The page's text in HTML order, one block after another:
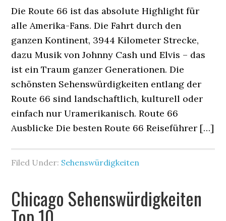
Die Route 66 ist das absolute Highlight für
alle Amerika-Fans. Die Fahrt durch den
ganzen Kontinent, 3944 Kilometer Strecke,
dazu Musik von Johnny Cash und Elvis – das
ist ein Traum ganzer Generationen. Die
schönsten Sehenswürdigkeiten entlang der
Route 66 sind landschaftlich, kulturell oder
einfach nur Uramerikanisch. Route 66
Ausblicke Die besten Route 66 Reiseführer […]
Filed Under: Sehenswürdigkeiten
Chicago Sehenswürdigkeiten